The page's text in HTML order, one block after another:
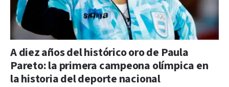
A diez años del histórico oro de Paula
Pareto: la primera campeona olímpica en
la historia del deporte nacional